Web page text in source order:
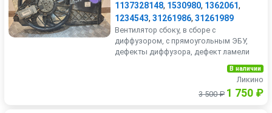
1137328148, 1530980, 1362061,
1234543, 31261986, 31261989
Вентилятор сбоку, в сборе с
диффузором, с прямоугольным ЭБУ,
дефекты диффузора, дефект ламели
В наличии
Ликино
3 500 ₽ 1 750 ₽